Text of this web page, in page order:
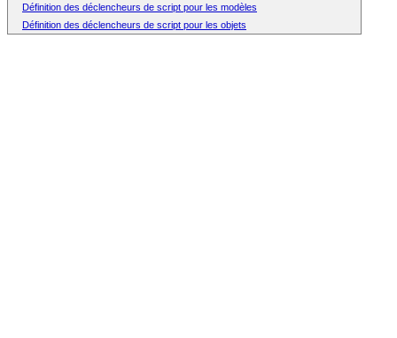
Définition des déclencheurs de script pour les modèles
Définition des déclencheurs de script pour les objets